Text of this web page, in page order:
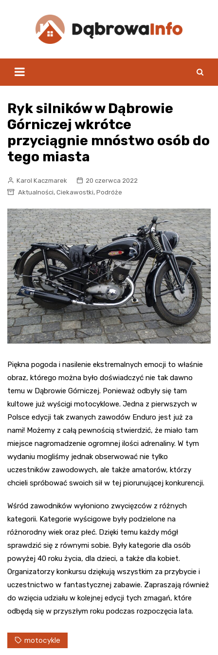
Ryk silników w Dąbrowie
Górniczej wkrótce
przyciągnie mnóstwo osób do
tego miasta
Karol Kaczmarek
20 czerwca 2022
Aktualności, Ciekawostki, Podróże
Piękna pogoda i nasilenie ekstremalnych emocji to właśnie
obraz, którego można było doświadczyć nie tak dawno
temu w Dąbrowie Górniczej. Ponieważ odbyły się tam
kultowe już wyścigi motocyklowe. Jedna z pierwszych w
Polsce edycji tak zwanych zawodów Enduro jest już za
nami! Możemy z całą pewnością stwierdzić, że miało tam
miejsce nagromadzenie ogromnej ilości adrenaliny. W tym
wydaniu mogliśmy jednak obserwować nie tylko
uczestników zawodowych, ale także amatorów, którzy
chcieli spróbować swoich sił w tej piorunującej konkurencji.
Wśród zawodników wyłoniono zwycięzców z różnych
kategorii. Kategorie wyścigowe były podzielone na
różnorodny wiek oraz płeć. Dzięki temu każdy mógł
sprawdzić się z równymi sobie. Były kategorie dla osób
powyżej 40 roku życia, dla dzieci, a także dla kobiet.
Organizatorzy konkursu dziękują wszystkim za przybycie i
uczestnictwo w fantastycznej zabawie. Zapraszają również
do wzięcia udziału w kolejnej edycji tych zmagań, które
odbędą się w przyszłym roku podczas rozpoczęcia lata.
motocykle